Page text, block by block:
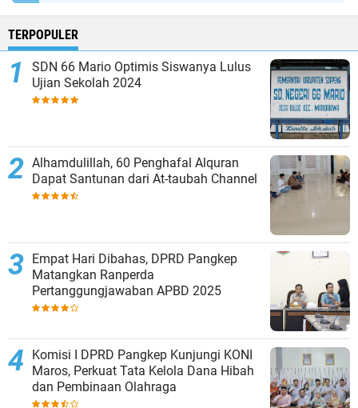
TERPOPULER
SDN 66 Mario Optimis Siswanya Lulus
Ujian Sekolah 2024
Alhamdulillah, 60 Penghafal Alquran
Dapat Santunan dari At-taubah Channel
Empat Hari Dibahas, DPRD Pangkep
Matangkan Ranperda
Pertanggungjawaban APBD 2025
Komisi I DPRD Pangkep Kunjungi KONI
Maros, Perkuat Tata Kelola Dana Hibah
dan Pembinaan Olahraga